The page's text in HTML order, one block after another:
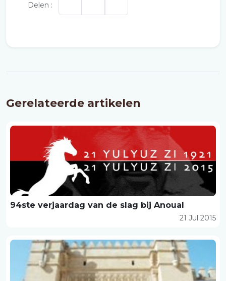
Delen :
Gerelateerde artikelen
94ste verjaardag van de slag bij Anoual
21 Jul 2015